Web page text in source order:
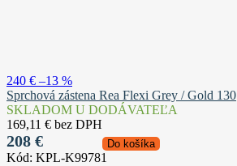
240 € –13 %
Sprchová zástena Rea Flexi Grey / Gold 130
SKLADOM U DODÁVATEĽA
169,11 € bez DPH
208 € Do košíka
Kód: KPL-K99781